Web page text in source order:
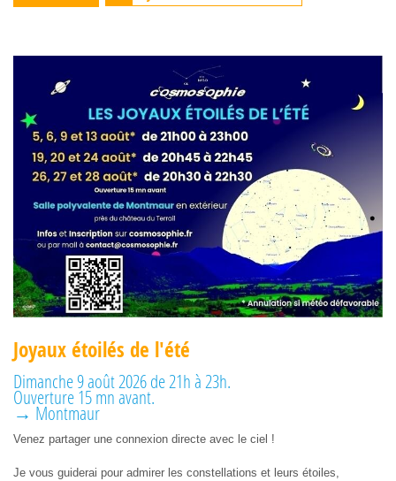
Joyaux étoilés de l'été
Dimanche 9 août 2026 de 21h à 23h.
Ouverture 15 mn avant.
→ Montmaur
Venez partager une connexion directe avec le ciel !
Je vous guiderai pour admirer les constellations et leurs étoiles,